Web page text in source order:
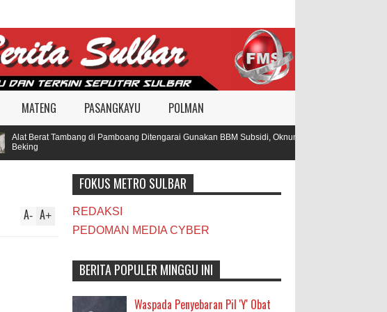
MATENG PASANGKAYU POLMAN
Alat Berat Tambang di Pamboang Ditengarai Gunakan BBM Subsidi, Oknum TNI dan Polisi Diduga
Beking
A+
A-
FOKUS METRO SULBAR
REDAKSI
PEDOMAN MEDIA CYBER
BERITA POPULER MINGGU INI
Waspada Penyebaran Pil 'Y' Obat